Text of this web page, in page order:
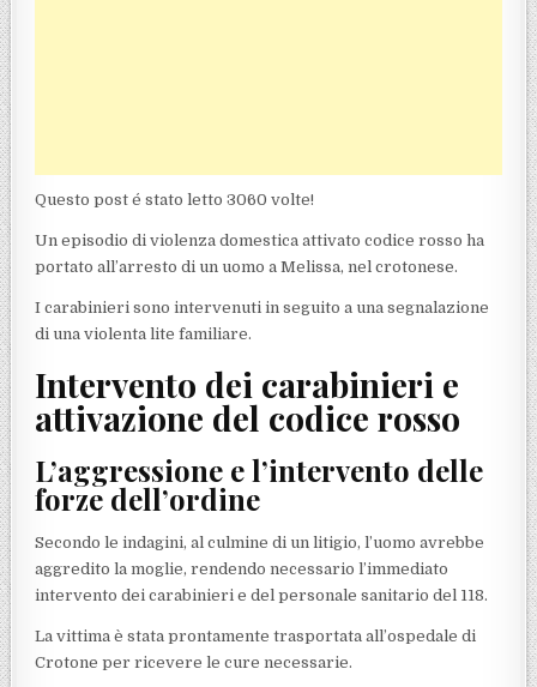
Questo post é stato letto 3060 volte!
Un episodio di violenza domestica attivato codice rosso ha
portato all’arresto di un uomo a Melissa, nel crotonese.
I carabinieri sono intervenuti in seguito a una segnalazione
di una violenta lite familiare.
Intervento dei carabinieri e
attivazione del codice rosso
L’aggressione e l’intervento delle
forze dell’ordine
Secondo le indagini, al culmine di un litigio, l’uomo avrebbe
aggredito la moglie, rendendo necessario l’immediato
intervento dei carabinieri e del personale sanitario del 118.
La vittima è stata prontamente trasportata all’ospedale di
Crotone per ricevere le cure necessarie.